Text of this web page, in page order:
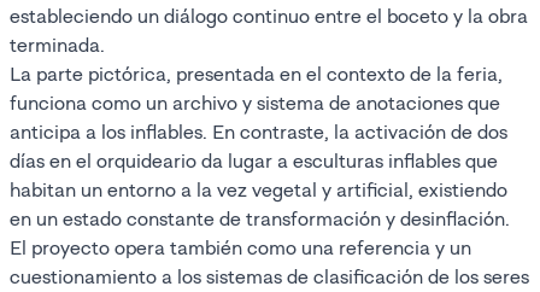
estableciendo un diálogo continuo entre el boceto y la obra
terminada.
La parte pictórica, presentada en el contexto de la feria,
funciona como un archivo y sistema de anotaciones que
anticipa a los inflables. En contraste, la activación de dos
días en el orquideario da lugar a esculturas inflables que
habitan un entorno a la vez vegetal y artificial, existiendo
en un estado constante de transformación y desinflación.
El proyecto opera también como una referencia y un
cuestionamiento a los sistemas de clasificación de los seres